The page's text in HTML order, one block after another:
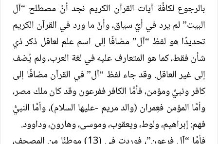
بالرجوع لكافَّة آيات القرآن الكريم نجد أنَّ مصطلح “آل
البيت” لم يرد في أيِّ سياق، وأنَّ ما ورد في القرآن الكريم
تحديدًا هو لفظ “آل” مضافًا إلى اسم علم لعاقل ذكر ذي
شأن فقط، كما هو المتعارف عليه في لغة العرب، ولم يُضف
إلى غير العاقل. وقد جاء لفظ “آل” في القرآن مضافًا إلى
كافر ونبيٍّ ومؤمن، فأمَّا الكافر ففرعون وقد كان ملك مصر،
وأمَّا المؤمن فعِمران (والد مريم -عليها السلام)، وأمَّا النبيُّ
فهم: إبراهيم، ولوط، ويعقوب، وموسى، وهارون، وداوود.